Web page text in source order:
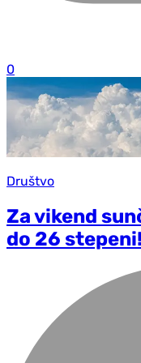
0
Društvo
Za vikend
do 26 stepeni!